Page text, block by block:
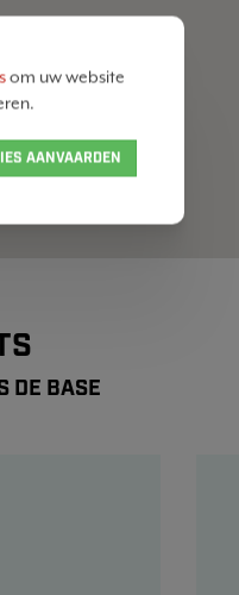
DE BASE
om uw website
AANVAARDEN